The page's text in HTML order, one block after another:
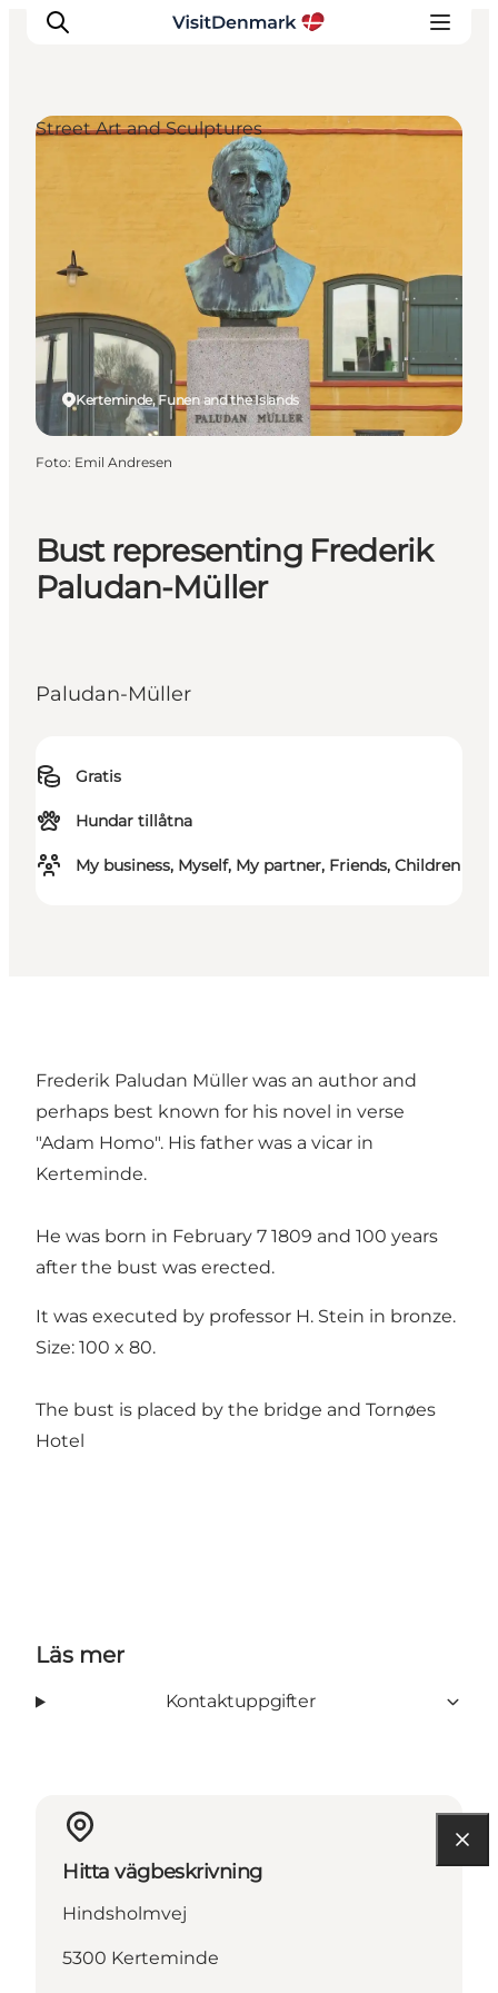
Aktiviteter
Övernatta
Planera resan
Bust representing Frederik
Paludan-Müller
Paludan-Müller
Gratis
Hundar tillåtna
My business, Myself, My partner, Friends, Children
Kerteminde, Funen and the Islands
Street Art and Sculptures
Foto: Emil Andresen
Frederik Paludan Müller was an author and
perhaps best known for his novel in verse
"Adam Homo". His father was a vicar in
Kerteminde.
He was born in February 7 1809 and 100 years
after the bust was erected.
It was executed by professor H. Stein in bronze.
Size: 100 x 80.
The bust is placed by the bridge and Tornøes
Hotel
Läs mer
Kontaktuppgifter
Hitta vägbeskrivning
Hindsholmvej
5300 Kerteminde